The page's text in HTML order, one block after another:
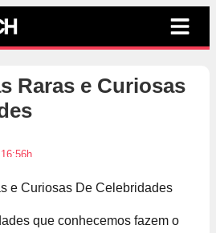
Raras e Curiosas
que conhecemos fazem o